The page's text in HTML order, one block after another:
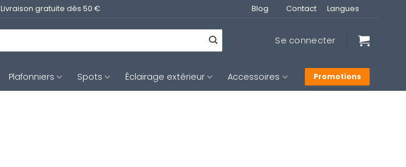
Livraison gratuite dès 50 € Blog Contact Langues
Se connecter
Plafonniers Spots Éclairage extérieur Accessoires Promotions